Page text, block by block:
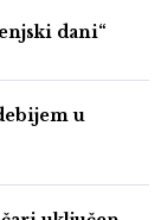
dani“
u